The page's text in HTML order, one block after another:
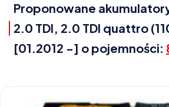
Proponowane
2.0 TDI, 2.0 TDI quattro
[01.2012 -] o pojemności: